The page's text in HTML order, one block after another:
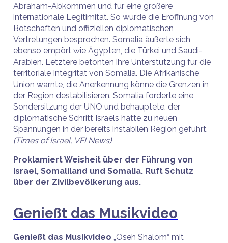
Abraham-Abkommen und für eine größere
internationale Legitimität. So wurde die Eröffnung von
Botschaften und offiziellen diplomatischen
Vertretungen besprochen. Somalia äußerte sich
ebenso empört wie Ägypten, die Türkei und Saudi-
Arabien. Letztere betonten ihre Unterstützung für die
territoriale Integrität von Somalia. Die Afrikanische
Union warnte, die Anerkennung könne die Grenzen in
der Region destabilisieren. Somalia forderte eine
Sondersitzung der UNO und behauptete, der
diplomatische Schritt Israels hätte zu neuen
Spannungen in der bereits instabilen Region geführt.
(Times of Israel, VFI News)
Proklamiert Weisheit über der Führung von
Israel, Somaliland und Somalia. Ruft Schutz
über der Zivilbevölkerung aus.
Genießt das Musikvideo
Genießt das Musikvideo „Oseh Shalom“ mit